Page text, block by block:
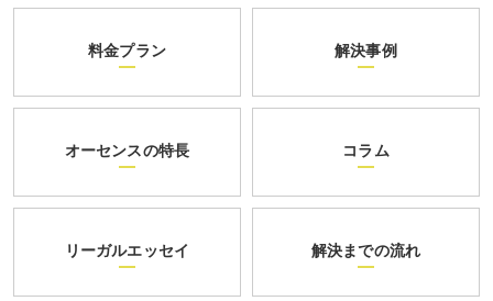
料金プラン 解決事例
オーセンスの特長 コラム
リーガルエッセイ 解決までの流れ